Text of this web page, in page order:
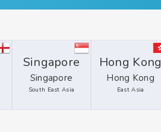
Singapore
Singapore
South East Asia
Hong Kong
Hong Kong
East Asia